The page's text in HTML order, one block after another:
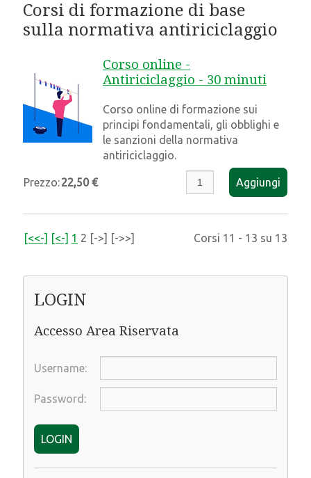
Corsi di formazione di base
sulla normativa antiriciclaggio
Corso online -
Antiriciclaggio - 30 minuti
Corso online di formazione sui
principi fondamentali, gli obblighi e
le sanzioni della normativa
antiriciclaggio.
Prezzo:22,50 € Aggiungi
[<<-] [<-] 1 2 [->] [->>] Corsi 11 - 13 su 13
LOGIN
Accesso Area Riservata
Username:
Password:
LOGIN